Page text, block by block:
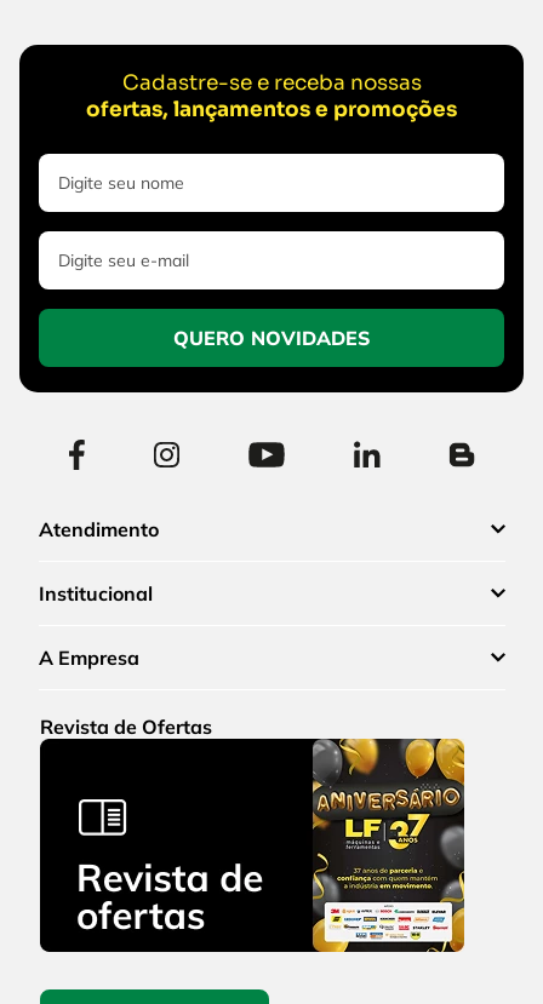
Cadastre-se e receba nossas
ofertas, lançamentos e promoções
QUERO NOVIDADES
Atendimento
Institucional
A Empresa
Revista de Ofertas